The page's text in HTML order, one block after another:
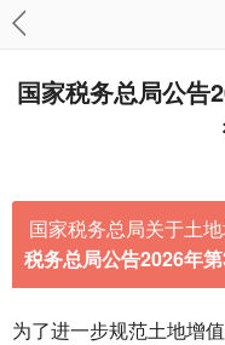
国家税务总局公告
国家税务总局关于土
税务总局公告2026年
为了进一步规范土地增